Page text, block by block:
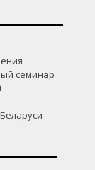
семинар